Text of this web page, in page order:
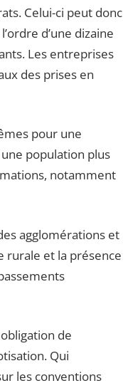
Celui-ci peut donc
d’une dizaine
Les entreprises
des prises en
pour une
population plus
notamment
agglomérations et
rurale et la présence
de
Qui
les conventions